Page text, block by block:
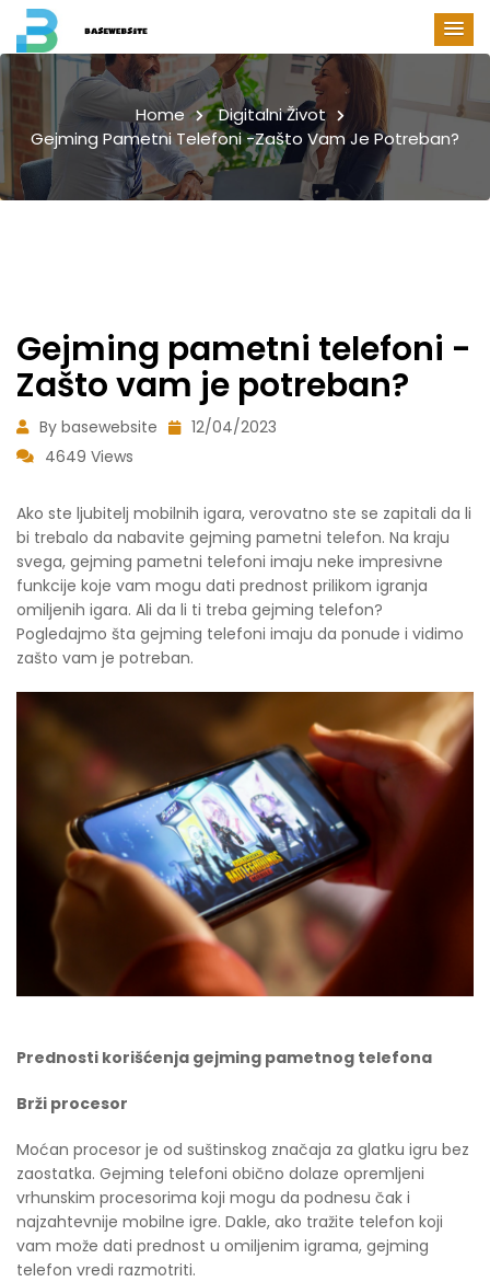
Home
Digitalni Život
Gejming Pametni Telefoni -Zašto Vam Je Potreban?
Gejming pametni telefoni -
Zašto vam je potreban?
By basewebsite
12/04/2023
4649 Views
Ako ste ljubitelj mobilnih igara, verovatno ste se zapitali da li
bi trebalo da nabavite gejming pametni telefon. Na kraju
svega, gejming pametni telefoni imaju neke impresivne
funkcije koje vam mogu dati prednost prilikom igranja
omiljenih igara. Ali da li ti treba gejming telefon?
Pogledajmo šta gejming telefoni imaju da ponude i vidimo
zašto vam je potreban.
Prednosti korišćenja gejming pametnog telefona
Brži procesor
Moćan procesor je od suštinskog značaja za glatku igru bez
zaostatka. Gejming telefoni obično dolaze opremljeni
vrhunskim procesorima koji mogu da podnesu čak i
najzahtevnije mobilne igre. Dakle, ako tražite telefon koji
vam može dati prednost u omiljenim igrama, gejming
telefon vredi razmotriti.